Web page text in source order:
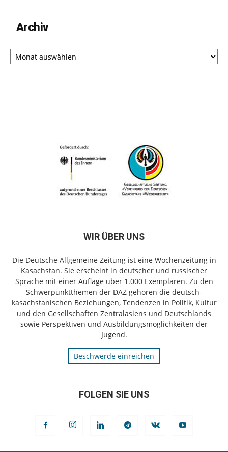
Archiv
Archiv
WIR ÜBER UNS
Die Deutsche Allgemeine Zeitung ist eine Wochenzeitung in
Kasachstan. Sie erscheint in deutscher und russischer
Sprache mit einer Auflage über 1.000 Exemplaren. Zu den
Schwerpunktthemen der DAZ gehören die deutsch-
kasachstanischen Beziehungen, Tendenzen in Politik, Kultur
und den Gesellschaften Zentralasiens und Deutschlands
sowie Perspektiven und Ausbildungsmöglichkeiten der
Jugend.
Beschwerde einreichen
FOLGEN SIE UNS